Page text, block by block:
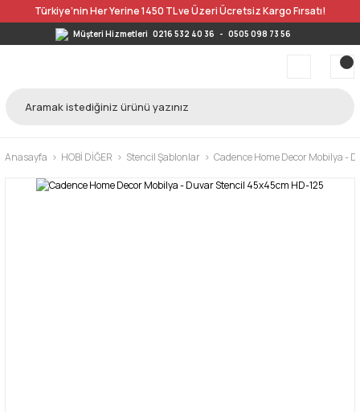
Türkiye’nin Her Yerine 1450 TL ve Üzeri Ücretsiz Kargo Fırsatı!
Müşteri Hizmetleri 0216 532 40 36 - 0505 098 73 56
Anasayfa HOBİ DİĞER Stencil Şablonlar Cadence Home Decor Mobilya -